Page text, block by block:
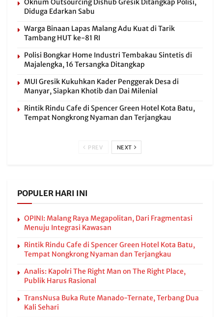
Oknum Outsourcing Dishub Gresik Ditangkap Polisi,
Diduga Edarkan Sabu
Warga Binaan Lapas Malang Adu Kuat di Tarik
Tambang HUT ke-81 RI
Polisi Bongkar Home Industri Tembakau Sintetis di
Majalengka, 16 Tersangka Ditangkap
MUI Gresik Kukuhkan Kader Penggerak Desa di
Manyar, Siapkan Khotib dan Dai Milenial
Rintik Rindu Cafe di Spencer Green Hotel Kota Batu,
Tempat Nongkrong Nyaman dan Terjangkau
PREV NEXT
POPULER HARI INI
OPINI: Malang Raya Megapolitan, Dari Fragmentasi
Menuju Integrasi Kawasan
Rintik Rindu Cafe di Spencer Green Hotel Kota Batu,
Tempat Nongkrong Nyaman dan Terjangkau
Analis: Kapolri The Right Man on The Right Place,
Publik Harus Rasional
TransNusa Buka Rute Manado-Ternate, Terbang Dua
Kali Sehari